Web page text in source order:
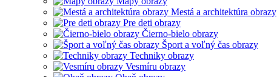
Mestá a architektúra obrazy
Pre deti obrazy
Čierno-bielo obrazy
Šport a voľný čas obrazy
Techniky obrazy
Vesmíru obrazy